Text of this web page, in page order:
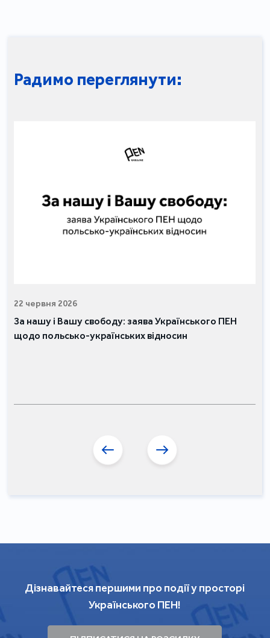
Радимо переглянути:
22 червня 2026
За нашу і Вашу свободу: заява Українського ПЕН
щодо польсько-українських відносин
Дізнавайтеся першими про події у просторі
Українського ПЕН!